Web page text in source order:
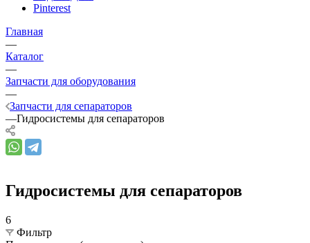
Pinterest
Главная
—
Каталог
—
Запчасти для оборудования
—
Запчасти для сепараторов
—Гидросистемы для сепараторов
Гидросистемы для сепараторов
6
Фильтр